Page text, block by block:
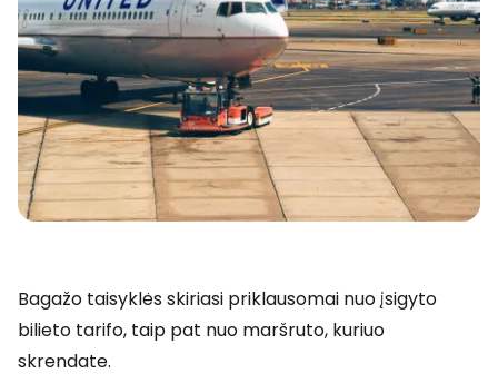
Bagažo taisyklės skiriasi priklausomai nuo įsigyto
bilieto tarifo, taip pat nuo maršruto, kuriuo
skrendate.